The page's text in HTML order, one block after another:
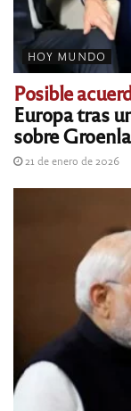
HOY MUNDO
Posible
Europa tras
sobre
21 de enero de 2026